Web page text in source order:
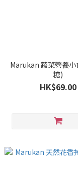
Marukan 蔬菜營養小
糖)
HK$69.00